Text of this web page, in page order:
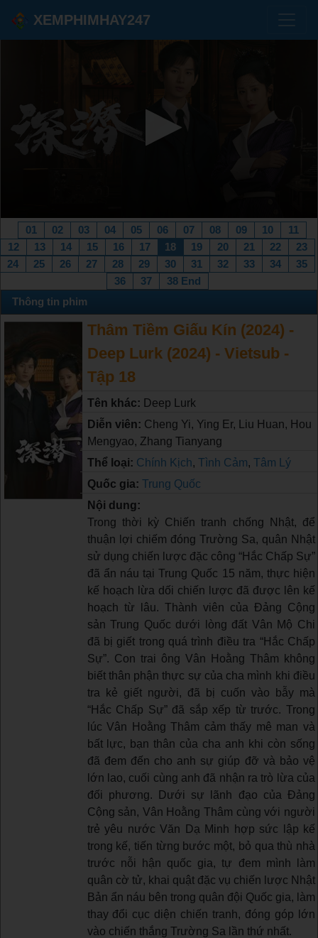
XEMPHIMHAY247
01 02 03 04 05 06 07 08 09 10
11
12
13 14 15 16 17 18 19 20 21 22
23
24
25 26 27 28 29 30 31 32 33 34
35
36
37
38 End
Thông tin phim
Thâm Tiềm Giấu Kín (2024) -
Deep Lurk (2024) - Vietsub -
Tập 18
Tên khác: Deep Lurk
Diễn viên: Cheng Yi, Ying Er, Liu Huan, Hou
Mengyao, Zhang Tianyang
Thể loại: Chính Kịch, Tình Cảm, Tâm Lý
Quốc gia: Trung Quốc
Nội dung:
Trong thời kỳ Chiến tranh chống Nhật, để
thuận lợi chiếm đóng Trường Sa, quân Nhật
sử dụng chiến lược đặc công “Hắc Chấp Sự”
đã ẩn náu tại Trung Quốc 15 năm, thực hiện
kế hoạch lừa dối chiến lược đã được lên kế
hoạch từ lâu. Thành viên của Đảng Cộng
sản Trung Quốc dưới lòng đất Vân Mộ Chi
đã bị giết trong quá trình điều tra “Hắc Chấp
Sự”. Con trai ông Vân Hoằng Thâm không
biết thân phận thực sự của cha mình khi điều
tra kẻ giết người, đã bị cuốn vào bẫy mà
“Hắc Chấp Sự” đã sắp xếp từ trước. Trong
lúc Vân Hoằng Thâm cảm thấy mê man và
bất lực, bạn thân của cha anh khi còn sống
đã đem đến cho anh sự giúp đỡ và bảo vệ
lớn lao, cuối cùng anh đã nhận ra trò lừa của
đối phương. Dưới sự lãnh đạo của Đảng
Cộng sản, Vân Hoằng Thâm cùng với người
trẻ yêu nước Văn Dạ Minh hợp sức lập kế
trong kế, tiến từng bước một, bỏ qua thù nhà
trước nỗi hận quốc gia, tự đem mình làm
quân cờ tử, khai quật đặc vụ chiến lược Nhật
Bản ẩn náu bên trong quân đội Quốc gia, làm
thay đổi cục diện chiến tranh, đóng góp lớn
vào chiến thắng Trường Sa lần thứ nhất.